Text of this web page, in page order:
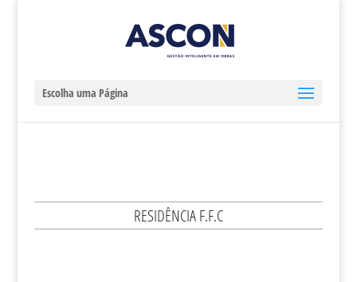
Escolha uma Página
RESIDÊNCIA F.F.C